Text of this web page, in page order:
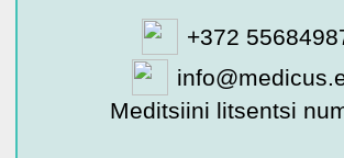
+372
Meditsiini litsentsi